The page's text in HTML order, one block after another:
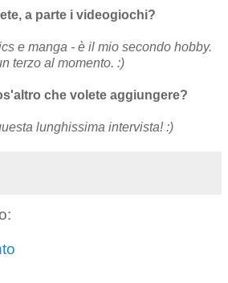
a parte i videogiochi?
e manga - è il mio secondo hobby.
terzo al momento. :)
che volete aggiungere?
lunghissima intervista! :)